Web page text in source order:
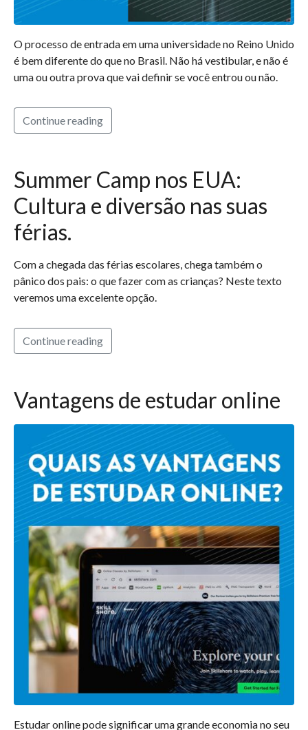
O processo de entrada em uma universidade no Reino Unido
é bem diferente do que no Brasil. Não há vestibular, e não é
uma ou outra prova que vai definir se você entrou ou não.
Continue reading
Summer Camp nos EUA:
Cultura e diversão nas suas
férias.
Com a chegada das férias escolares, chega também o
pânico dos pais: o que fazer com as crianças? Neste texto
veremos uma excelente opção.
Continue reading
Vantagens de estudar online
Estudar online pode significar uma grande economia no seu